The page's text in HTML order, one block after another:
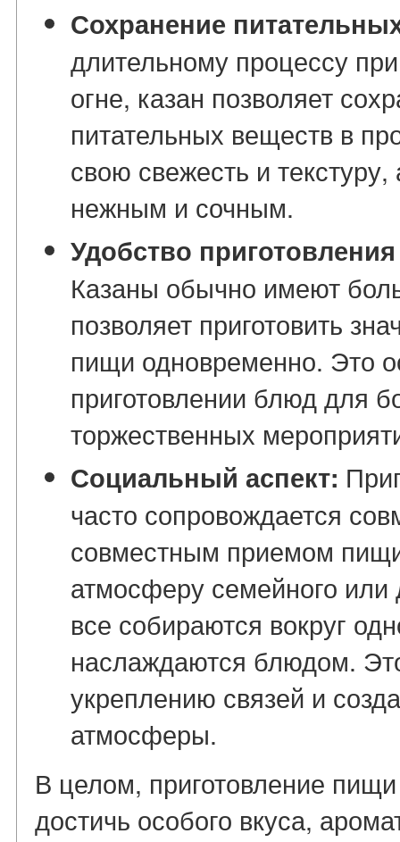
Сохранение
длительному процессу
огне, казан позволяет
питательных веществ в
свою свежесть и
нежным и сочным.
Удобство
Казаны обычно имеют
позволяет приготовить
пищи одновременно. Это
приготовлении блюд для
торжественных
Социальный аспект:
часто сопровождается
совместным приемом
атмосферу семейного или
все собираются вокруг
наслаждаются блюдом.
укреплению связей и
атмосферы.
В целом, приготовление
достичь особого вкуса,